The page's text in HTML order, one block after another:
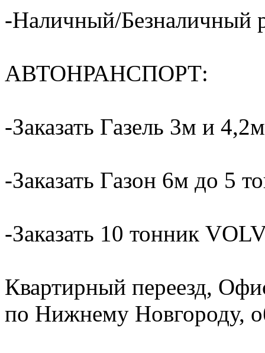
-Наличный/Безналичный
АВТОНРАНСПОРТ:
-Заказать Газель 3м и
-Заказать Газон 6м до 5
-Заказать 10 тонник
Квартирный переезд,
по Нижнему Новгороду,